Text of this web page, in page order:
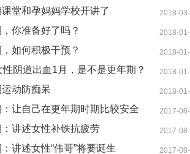
堂和孕妈妈学校开讲了 2018-
你准备好了吗？ 2018-
如何积极干预？ 2018-
性阴道出血1月，是不是更年期？ 2018-
动防痴呆 2018-
让自己在更年期时期比较安全 2017-
讲述女性补铁抗疲劳 2017-
讲述女性“伟哥”将要诞生 2017-